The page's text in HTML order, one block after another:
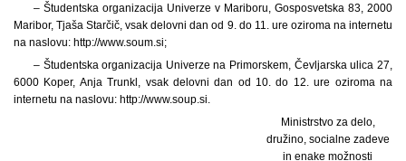
– Študentska organizacija Univerze v Mariboru, Gosposvetska 83, 2000
Maribor, Tjaša Starčič, vsak delovni dan od 9. do 11. ure oziroma na internetu
na naslovu: http://www.soum.si;
– Študentska organizacija Univerze na Primorskem, Čevljarska ulica 27,
6000 Koper, Anja Trunkl, vsak delovni dan od 10. do 12. ure oziroma na
internetu na naslovu: http://www.soup.si.
Ministrstvo za delo,
družino, socialne zadeve
in enake možnosti